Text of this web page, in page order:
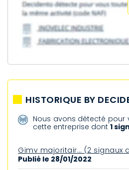
HISTORIQUE BY
Nous avons détecté pour
cette entreprise dont1
Gimv majoritair… (2 signaux
Publié le 28/01/2022